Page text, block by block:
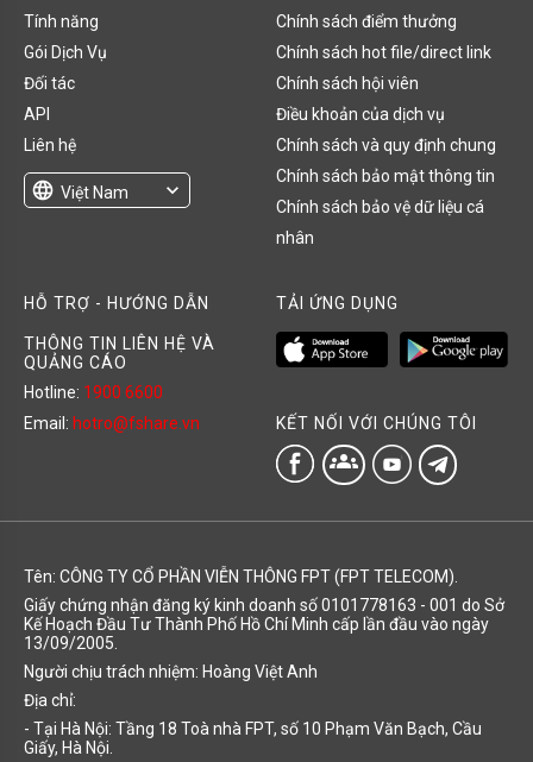
Tính năng
Gói Dịch Vụ
Đối tác
API
Liên hệ
language Việt Nam
expand_more
Chính sách điểm thưởng
Chính sách hot file/direct link
Chính sách hội viên
Điều khoản của dịch vụ
Chính sách và quy định chung
Chính sách bảo mật thông tin
Chính sách bảo vệ dữ liệu cá
nhân
HỖ TRỢ - HƯỚNG DẪN
THÔNG TIN LIÊN HỆ VÀ
QUẢNG CÁO
Hotline: 1900 6600
Email: hotro@fshare.vn
TẢI ỨNG DỤNG
KẾT NỐI VỚI CHÚNG TÔI
groups
Tên: CÔNG TY CỔ PHẦN VIỄN THÔNG FPT (FPT TELECOM).
Giấy chứng nhận đăng ký kinh doanh số 0101778163 - 001 do Sở
Kế Hoạch Đầu Tư Thành Phố Hồ Chí Minh cấp lần đầu vào ngày
13/09/2005.
Người chịu trách nhiệm: Hoàng Việt Anh
Địa chỉ:
- Tại Hà Nội: Tầng 18 Toà nhà FPT, số 10 Phạm Văn Bạch, Cầu
Giấy, Hà Nội.